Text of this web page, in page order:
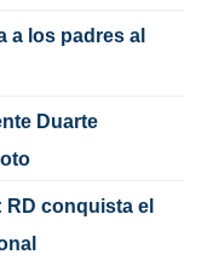
a los padres al
Duarte
conquista el